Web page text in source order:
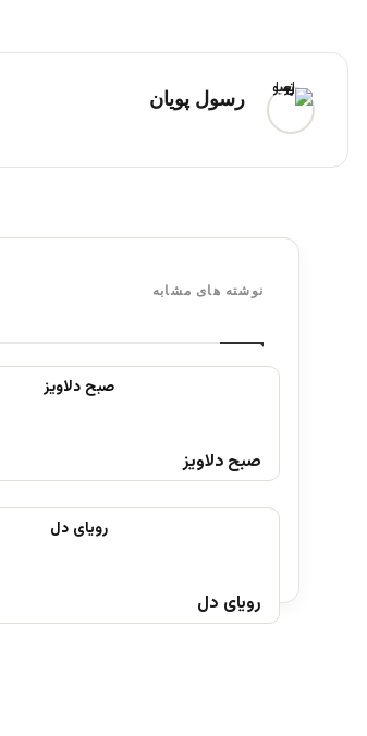
رسول پویان
نوشته های مشابه
صبح دلاویز
رویای دل